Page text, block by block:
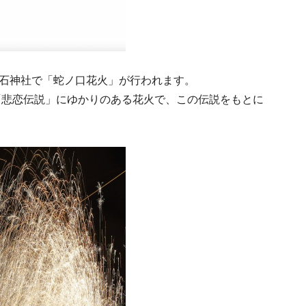
神社で「蛇ノ口花火」が行われます。
恋伝説」にゆかりのある花火で、この伝説をもとに